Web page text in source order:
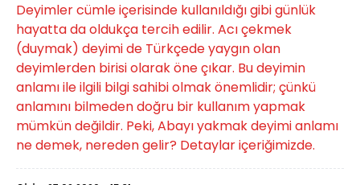
Deyimler cümle içerisinde kullanıldığı gibi günlük
hayatta da oldukça tercih edilir. Acı çekmek
(duymak) deyimi de Türkçede yaygın olan
deyimlerden birisi olarak öne çıkar. Bu deyimin
anlamı ile ilgili bilgi sahibi olmak önemlidir; çünkü
anlamını bilmeden doğru bir kullanım yapmak
mümkün değildir. Peki, Abayı yakmak deyimi anlamı
ne demek, nereden gelir? Detaylar içeriğimizde.